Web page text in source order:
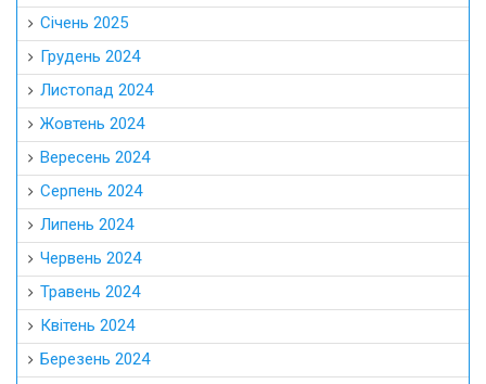
Січень 2025
Грудень 2024
Листопад 2024
Жовтень 2024
Вересень 2024
Серпень 2024
Липень 2024
Червень 2024
Травень 2024
Квітень 2024
Березень 2024